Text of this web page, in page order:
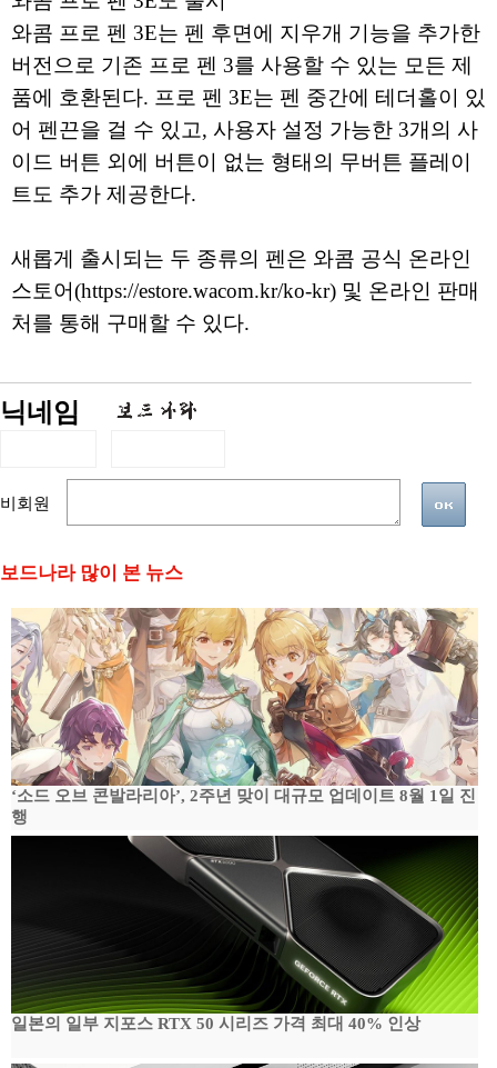
와콤 프로 펜 3E는 펜 후면에 지우개 기능을 추가한
버전으로 기존 프로 펜 3를 사용할 수 있는 모든 제
품에 호환된다. 프로 펜 3E는 펜 중간에 테더홀이 있
어 펜끈을 걸 수 있고, 사용자 설정 가능한 3개의 사
이드 버튼 외에 버튼이 없는 형태의 무버튼 플레이
트도 추가 제공한다.
새롭게 출시되는 두 종류의 펜은 와콤 공식 온라인
스토어(https://estore.wacom.kr/ko-kr) 및 온라인 판매
처를 통해 구매할 수 있다.
닉네임
비회원
보드나라 많이 본 뉴스
‘소드 오브 콘발라리아’, 2주년 맞이 대규모 업데이트 8월 1일 진
행
일본의 일부 지포스 RTX 50 시리즈 가격 최대 40% 인상